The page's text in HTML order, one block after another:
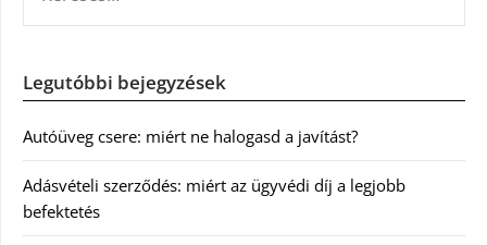
Legutóbbi bejegyzések
Autóüveg csere: miért ne halogasd a javítást?
Adásvételi szerződés: miért az ügyvédi díj a legjobb
befektetés